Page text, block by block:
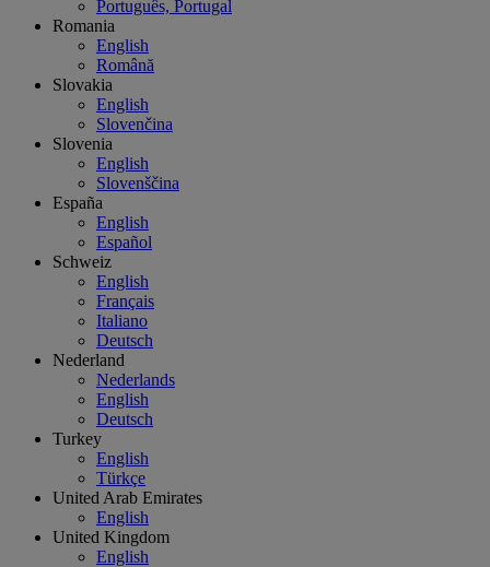
Português, Portugal
Romania
English
Română
Slovakia
English
Slovenčina
Slovenia
English
Slovenščina
España
English
Español
Schweiz
English
Français
Italiano
Deutsch
Nederland
Nederlands
English
Deutsch
Turkey
English
Türkçe
United Arab Emirates
English
United Kingdom
English